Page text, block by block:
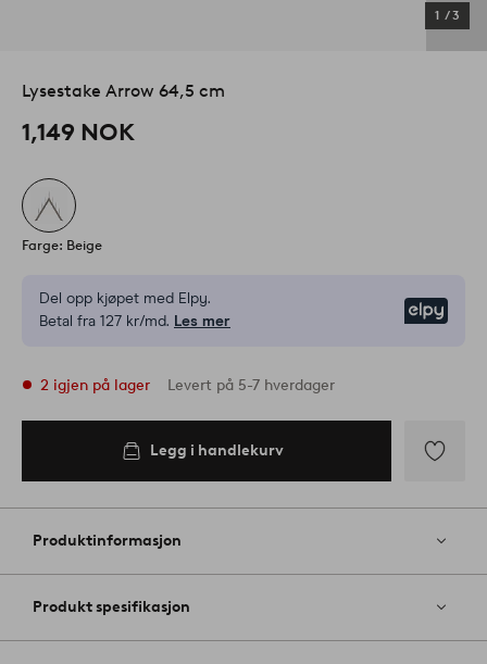
1 /3
Lysestake Arrow 64,5 cm
1,149 NOK
Farge: Beige
Del opp kjøpet med Elpy.
Betal fra 127 kr/md. Les mer
2 igjen på lager Levert på 5-7 hverdager
Legg i handlekurv
til
Produktinformasjon
Produkt spesifikasjon